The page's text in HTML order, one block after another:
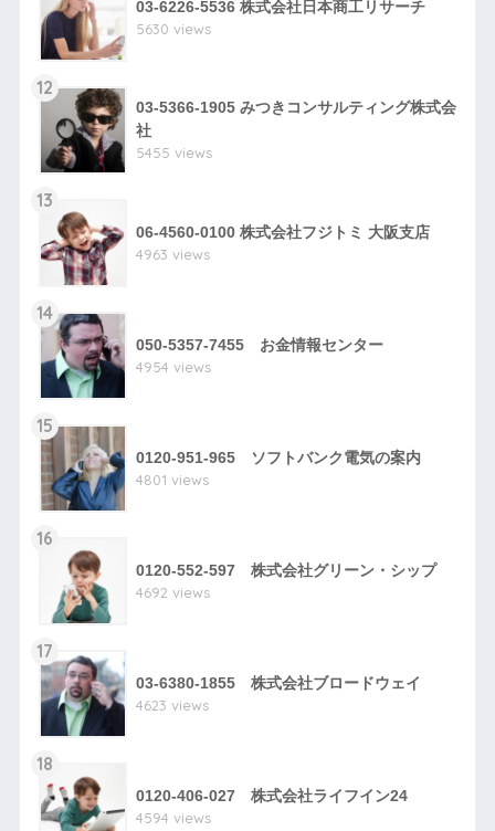
03-6226-5536 株式会社日本商工リサーチ
5630 views
12
03-5366-1905 みつきコンサルティング株式会
社
5455 views
13
06-4560-0100 株式会社フジトミ 大阪支店
4963 views
14
050-5357-7455 お金情報センター
4954 views
15
0120-951-965 ソフトバンク電気の案内
4801 views
16
0120-552-597 株式会社グリーン・シップ
4692 views
17
03-6380-1855 株式会社ブロードウェイ
4623 views
18
0120-406-027 株式会社ライフイン24
4594 views